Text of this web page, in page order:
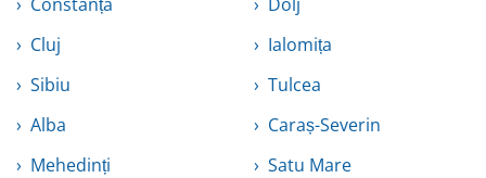
Cluj
Ialomița
Sibiu
Tulcea
Alba
Caraș-Severin
Mehedinți
Satu Mare